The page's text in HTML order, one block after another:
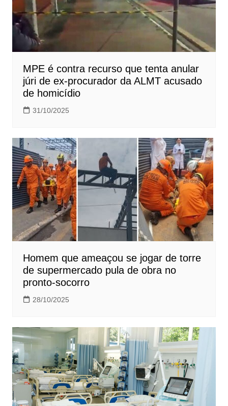
MPE é contra recurso que tenta anular
júri de ex-procurador da ALMT acusado
de homicídio
31/10/2025
Homem que ameaçou se jogar de torre
de supermercado pula de obra no
pronto-socorro
28/10/2025